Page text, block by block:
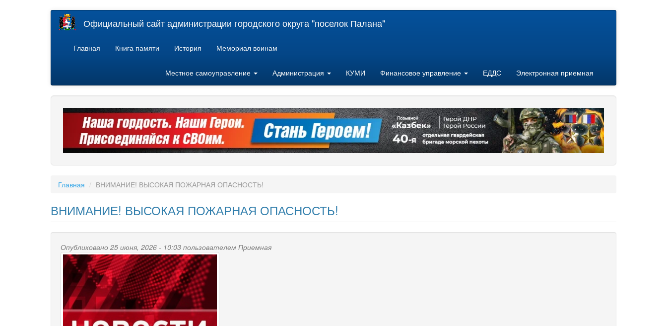
Официальный сайт администрации городского округа "поселок Палана"
Главная Книга памяти История Мемориал воинам
Местное самоуправление Администрация КУМИ Финансовое управление ЕДДС Электронная приемная
Главная ВНИМАНИЕ! ВЫСОКАЯ ПОЖАРНАЯ ОПАСНОСТЬ!
ВНИМАНИЕ! ВЫСОКАЯ ПОЖАРНАЯ ОПАСНОСТЬ!
Опубликовано 25 июня, 2026 - 10:03 пользователем Приемная